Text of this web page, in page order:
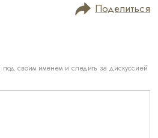
Поделиться
под своим именем и следить за дискуссией